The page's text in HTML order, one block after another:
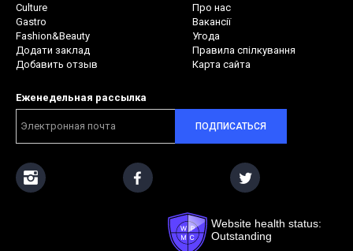
Culture
Gastro
Fashion&Beauty
Додати заклад
Добавить отзыв
Про нас
Вакансії
Угода
Правила спілкування
Карта сайта
Еженедельная рассылка
ПОДПИСАТЬСЯ
Website health status:
Outstanding